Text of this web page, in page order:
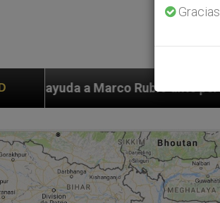
ante persecución de colonos
Gracias.